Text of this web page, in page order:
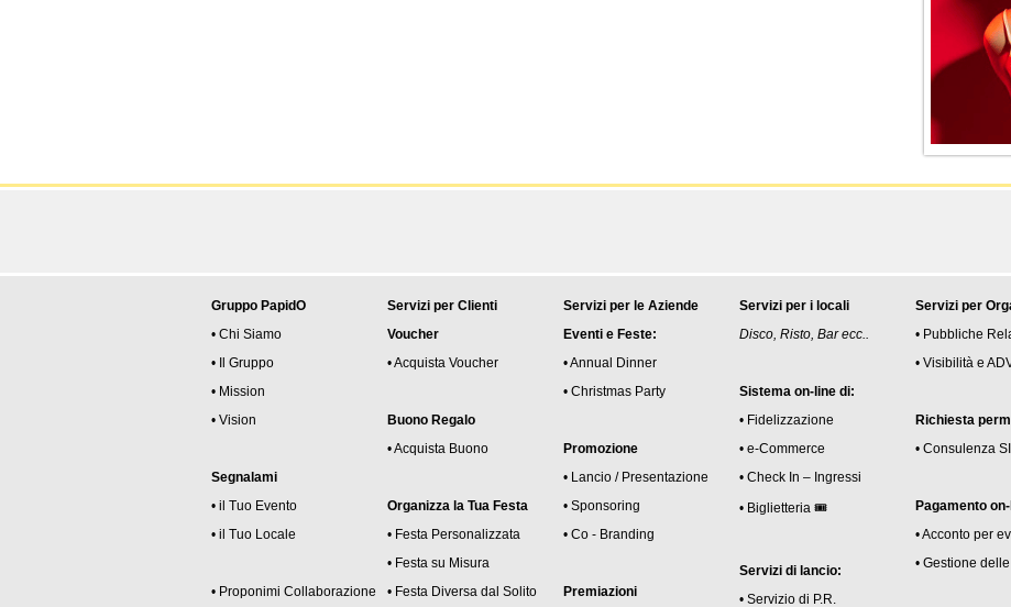
Gruppo PapidO
• Chi Siamo
• Il Gruppo
• Mission
• Vision
Segnalami
• il Tuo Evento
• il Tuo Locale
• Proponimi Collaborazione
Servizi per Clienti
Voucher
• Acquista Voucher
Buono Regalo
• Acquista Buono
Organizza la Tua Festa
• Festa Personalizzata
• Festa su Misura
• Festa Diversa dal Solito
Servizi per le Aziende
Eventi e Feste:
• Annual Dinner
• Christmas Party
Promozione
• Lancio / Presentazione
• Sponsoring
• Co - Branding
Premiazioni
Servizi per i locali
Disco, Risto, Bar ecc..
Sistema on-line di:
• Fidelizzazione
• e-Commerce
• Check In – Ingressi
• Biglietteria 🎟
Servizi di lancio:
• Servizio di P.R.
Servizi per
• Pubbliche
• Visibilità e
Richiesta
• Consulenza
Pagamento
• Acconto per
• Gestione